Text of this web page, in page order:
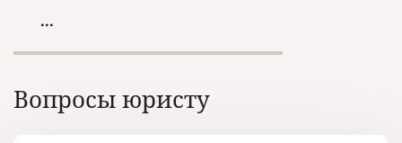
образования или квалификации,
такой процедуры владелец
...
Вопросы юристу